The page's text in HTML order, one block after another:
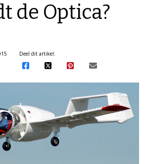
de Optica?
Deel dit artikel: